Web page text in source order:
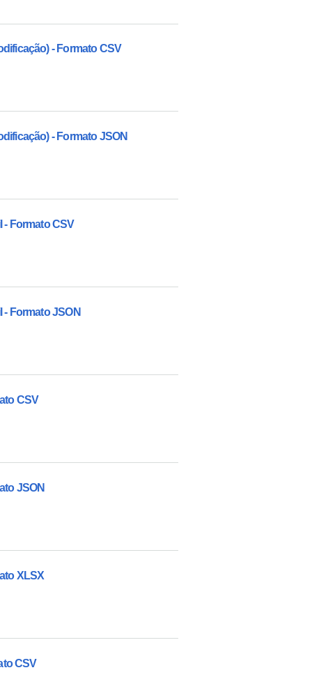
- Formato CSV
- Formato JSON
Formato CSV
Formato JSON
CSV
JSON
XLSX
CSV